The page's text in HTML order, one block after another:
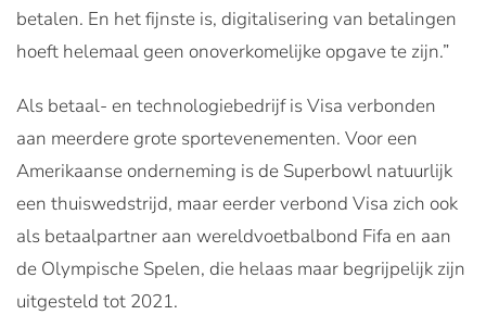
betalen. En het fijnste is, digitalisering van betalingen
hoeft helemaal geen onoverkomelijke opgave te zijn.”
Als betaal- en technologiebedrijf is Visa verbonden
aan meerdere grote sportevenementen. Voor een
Amerikaanse onderneming is de Superbowl natuurlijk
een thuiswedstrijd, maar eerder verbond Visa zich ook
als betaalpartner aan wereldvoetbalbond Fifa en aan
de Olympische Spelen, die helaas maar begrijpelijk zijn
uitgesteld tot 2021.